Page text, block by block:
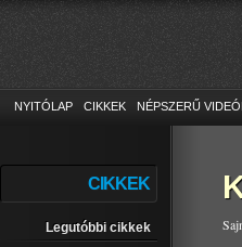
NYITÓLAP CIKKEK NÉPSZERŰ
CIKKEK
Legutóbbi cikkek